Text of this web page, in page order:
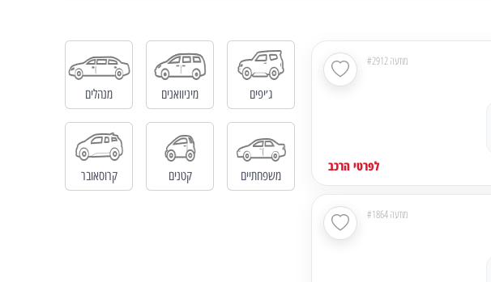
מודעה #2912
לפרטי הרכב
מודעה #1864
ג׳יפים מיניוואנים מנהלים
משפחתיים קטנים קרוסאובר